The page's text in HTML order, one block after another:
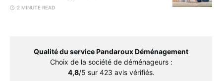
2 MINUTE READ
Qualité du service Pandaroux Déménagement
Choix de la société de déménageurs:
4,8/5 sur 423 avis vérifiés.